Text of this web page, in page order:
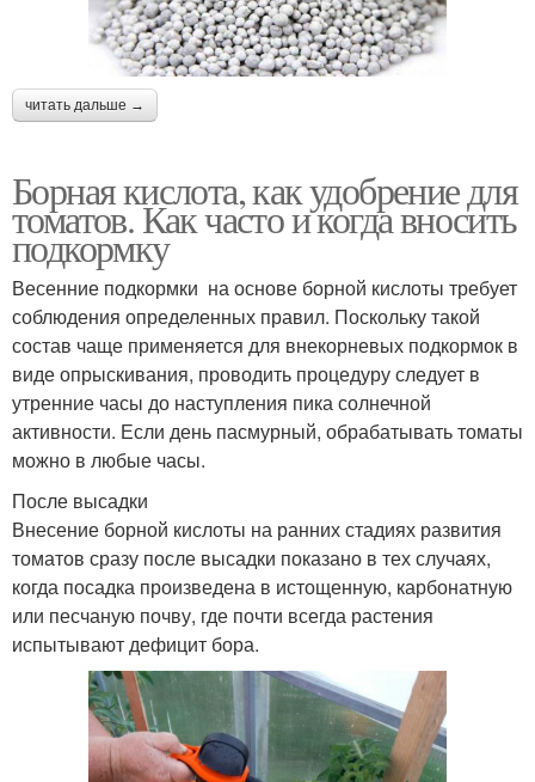
читать дальше →
Борная кислота, как удобрение для
томатов. Как часто и когда вносить
подкормку
Весенние подкормки на основе борной кислоты требует
соблюдения определенных правил. Поскольку такой
состав чаще применяется для внекорневых подкормок в
виде опрыскивания, проводить процедуру следует в
утренние часы до наступления пика солнечной
активности. Если день пасмурный, обрабатывать томаты
можно в любые часы.
После высадки
Внесение борной кислоты на ранних стадиях развития
томатов сразу после высадки показано в тех случаях,
когда посадка произведена в истощенную, карбонатную
или песчаную почву, где почти всегда растения
испытывают дефицит бора.